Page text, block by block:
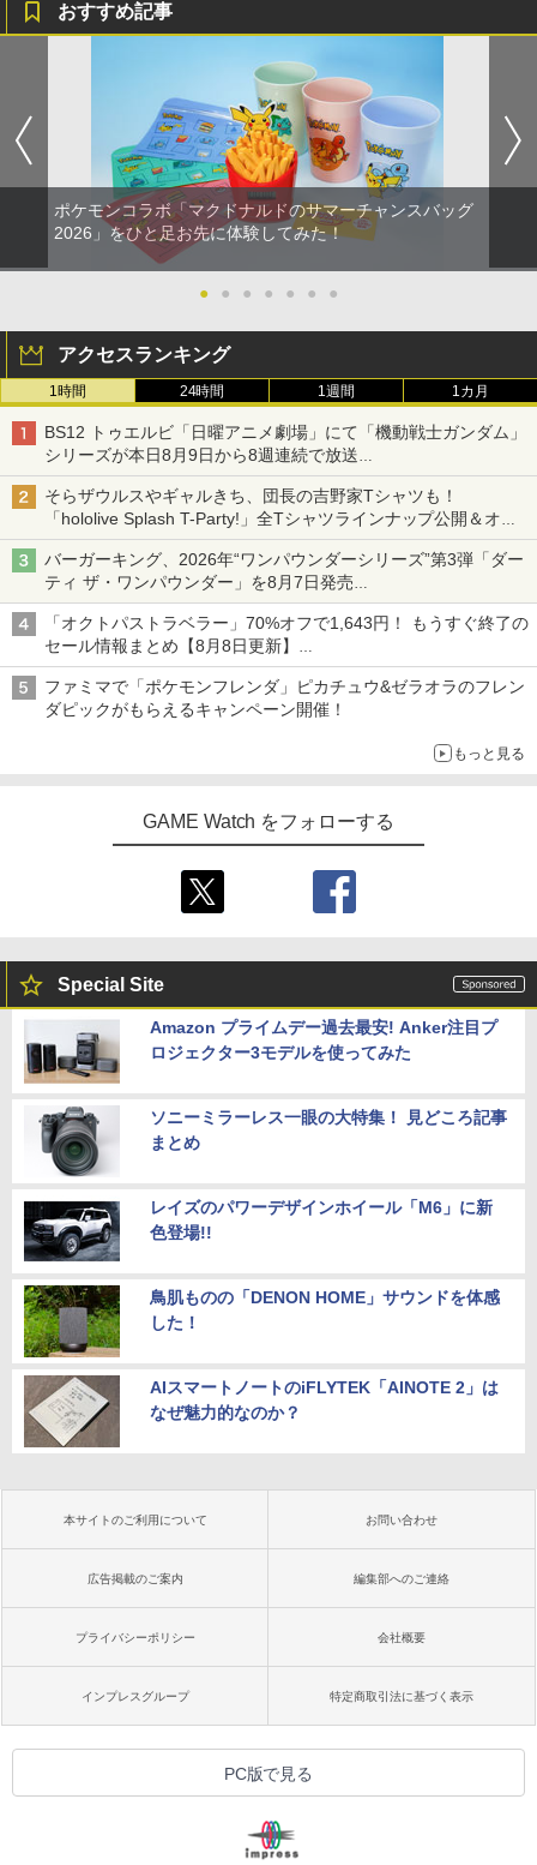
おすすめ記事
ポケモンコラボ「マクドナルドのサマーチャンスバッグ
2026」をひと足お先に体験してみた！
● ● ● ● ● ● ●
アクセスランキング
1時間 24時間 1週間 1カ月
BS12 トゥエルビ「日曜アニメ劇場」にて「機動戦士ガンダム」
シリーズが本日8月9日から8週連続で放送
初回は「機動戦士ガンダム【HDリマスター版】」
そらザウルスやギャルきち、団長の吉野家Tシャツも！
「hololive Splash T-Party!」全Tシャツラインナップ公開＆オン
ライン販売開始
バーガーキング、2026年“ワンパウンダーシリーズ”第3弾「ダー
ティ ザ・ワンパウンダー」を8月7日発売
「特製ガーリックマヨソース」を使用した超大型チーズバーガー
「オクトパストラベラー」70%オフで1,643円！ もうすぐ終了の
セール情報まとめ【8月8日更新】
ニンテンドーeショップでは「大神 絶景版」が67%オフで990円
ファミマで「ポケモンフレンダ」ピカチュウ&ゼラオラのフレン
ダピックがもらえるキャンペーン開催！
もっと見る
GAME Watch をフォローする
Special Site
Amazon プライムデー過去最安! Anker注目プ
ロジェクター3モデルを使ってみた
ソニーミラーレス一眼の大特集！ 見どころ記事
まとめ
レイズのパワーデザインホイール「M6」に新
色登場!!
鳥肌ものの「DENON HOME」サウンドを体感
した！
AIスマートノートのiFLYTEK「AINOTE 2」は
なぜ魅力的なのか？
本サイトのご利用について お問い合わせ
広告掲載のご案内 編集部へのご連絡
プライバシーポリシー 会社概要
インプレスグループ 特定商取引法に基づく表示
PC版で見る